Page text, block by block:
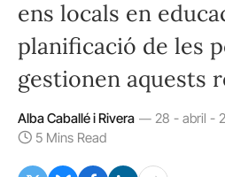
ens locals en
planificació de les
gestionen aquests
Alba Caballé i Rivera
28 - abril -
5 Mins Read